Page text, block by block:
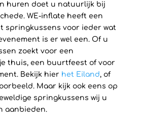
huren doet u natuurlijk bij
WE-inflate heeft een
springkussens voor ieder wat
is er wel een. Of u
zoekt voor een
thuis, een buurtfeest of voor
Bekijk hier het Eiland, of
Maar kijk ook eens op
springkussens wij u
aanbieden.